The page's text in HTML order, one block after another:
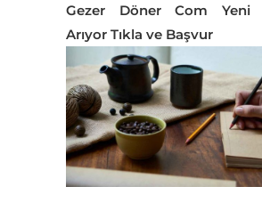
Gezer Döner Com Yeni
Arıyor Tıkla ve Başvur